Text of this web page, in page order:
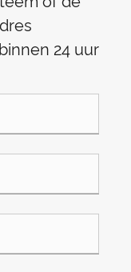
24 uur